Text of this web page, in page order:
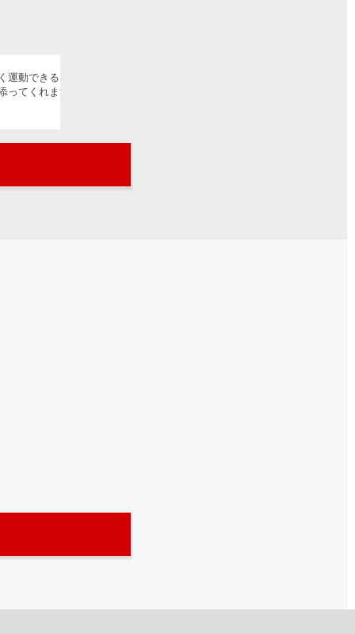
動できる「レッスン」の良い所を30分に1つにな
てくれます。月会費も低価格なのでとても通いや